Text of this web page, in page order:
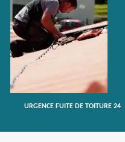
URGENCE FUITE DE TOITURE 24